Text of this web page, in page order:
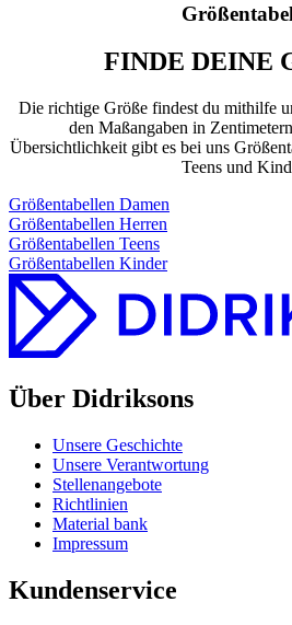
FINDE DEINE
Die richtige Größe findest du mithilfe
den Maßangaben in
Übersichtlichkeit gibt es bei uns
Teens und
Größentabellen Damen
Größentabellen Herren
Größentabellen Teens
Größentabellen Kinder
Über Didriksons
Unsere Geschichte
Unsere Verantwortung
Stellenangebote
Richtlinien
Material bank
Impressum
Kundenservice